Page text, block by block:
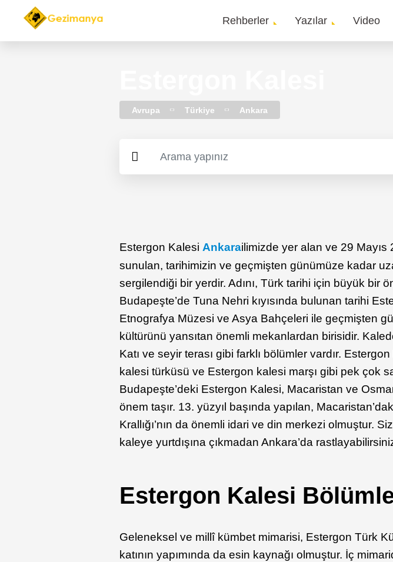
Main
Rehberler Yazılar Video
Avrupa Türkiye Ankara
Estergon Kalesi Ankarailimizde yer alan ve 29 Mayıs
sunulan, tarihimizin ve geçmişten günümüze kadar
sergilendiği bir yerdir. Adını, Türk tarihi için büyük bir
Budapeşte’de Tuna Nehri kıyısında bulunan tarihi
Etnografya Müzesi ve Asya Bahçeleri ile geçmişten
kültürünü yansıtan önemli mekanlardan birisidir.
Katı ve seyir terası gibi farklı bölümler vardır.
kalesi türküsü ve Estergon kalesi marşı gibi pek çok
Budapeşte’deki Estergon Kalesi, Macaristan ve
önem taşır. 13. yüzyıl başında yapılan,
Krallığı’nın da önemli idari ve din merkezi olmuştur.
kaleye yurtdışına çıkmadan Ankara’da
Estergon Kalesi
Geleneksel ve millî kümbet mimarisi, Estergon Türk
katının yapımında da esin kaynağı olmuştur. İç